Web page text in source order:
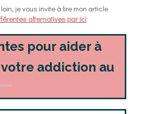
je vous invite à lire mon article
alternatives par ici
pour aider à
addiction au